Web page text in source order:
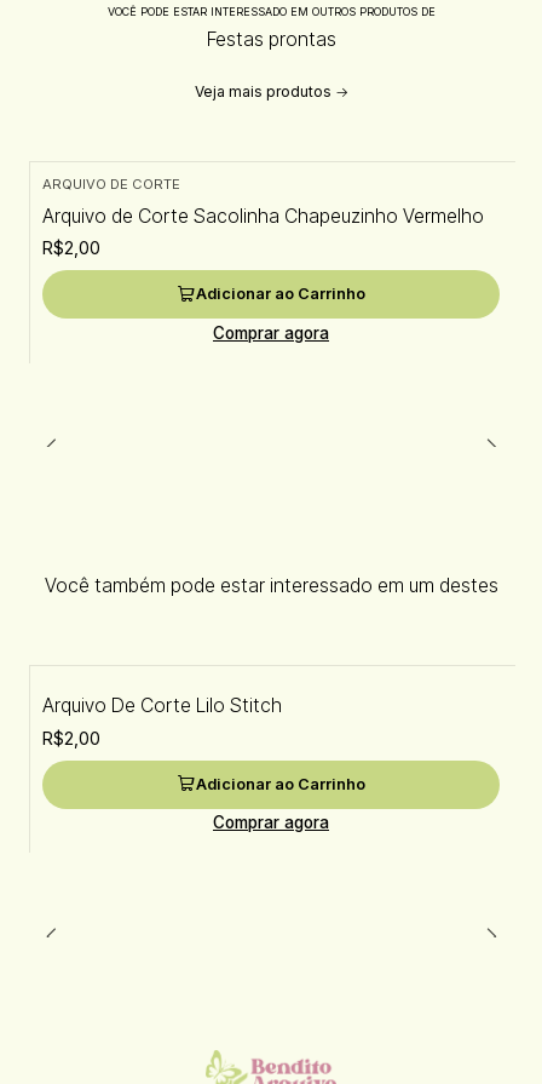
VOCÊ PODE ESTAR INTERESSADO EM OUTROS PRODUTOS DE
Festas prontas
Veja mais produtos
ARQUIVO DE CORTE
Arquivo de Corte Sacolinha Chapeuzinho Vermelho
R$2,00
Adicionar ao Carrinho
Comprar agora
Você também pode estar interessado em um destes
Arquivo De Corte Lilo Stitch
R$2,00
Adicionar ao Carrinho
Comprar agora